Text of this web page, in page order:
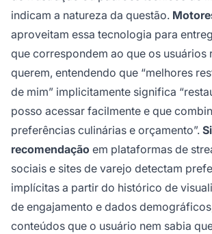
indicam a natureza da questão.
aproveitam essa tecnologia para
que correspondem ao que os usuários
querem, entendendo que “melhores
de mim” implicitamente significa
posso acessar facilmente e que
preferências culinárias e orçamento”.
recomendação em plataformas de
sociais e sites de varejo detectam
implícitas a partir do histórico de
de engajamento e dados
conteúdos que o usuário nem sabia